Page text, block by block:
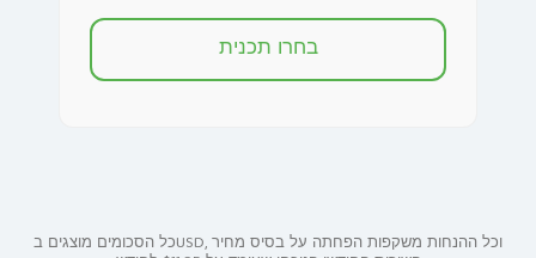
בחרו תכנית
כל הסכומים מוצגים בUSD, וכל ההנחות משקפות הפחתה על בסיס מחיר